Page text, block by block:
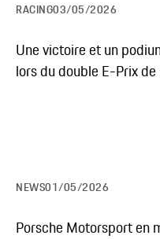
RACING03/05/2026
Une victoire et un
lors du double E-Prix
NEWS01/05/2026
Porsche Motorsport en